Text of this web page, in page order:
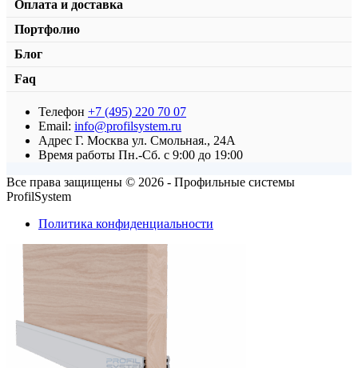
Комплект роликов «Эконом»
460,00₽ В корзину
Оплата и доставка
Портфолио
Блог
Faq
Телефон +7 (495) 220 70 07
Email: info@profilsystem.ru
Адрес Г. Москва ул. Смольная., 24А
Время работы Пн.-Сб. с 9:00 до 19:00
Все права защищены © 2026 - Профильные системы
ProfilSystem
Политика конфиденциальности